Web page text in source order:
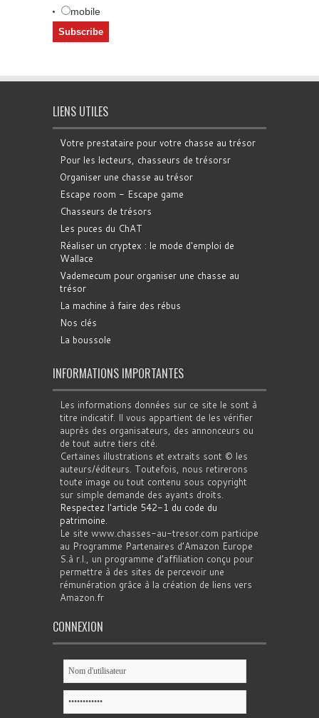
mobile
LIENS UTILES
Votre prestataire pour votre chasse au trésor
Pour les lecteurs, chasseurs de trésorsr
Organiser une chasse au trésor
Escape room - Escape game
Chasseurs de trésors
Les puces du ChAT
Réaliser un cryptex : le mode d'emploi de
Wallace
Vademecum pour organiser une chasse au
trésor
La machine à faire des rébus
Nos clés
La boussole
INFORMATIONS IMPORTANTES
Les informations données sur ce site le sont à
titre indicatif. Il vous appartient de les vérifier
auprès des organisateurs, des annonceurs ou
de tout autre tiers cité.
Certaines illustrations et extraits sont © les
auteurs/éditeurs. Toutefois, nous retirerons
toute image ou tout contenu sous copyright
sur simple demande des ayants droits.
Respectez l'article 542-1 du code du
patrimoine.
Le site www.chasses-au-tresor.com participe
au Programme Partenaires d’Amazon Europe
S.à r.l., un programme d’affiliation conçu pour
permettre à des sites de percevoir une
rémunération grâce à la création de liens vers
Amazon.fr
CONNEXION